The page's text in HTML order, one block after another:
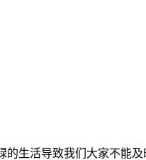
活导致我们大家不能